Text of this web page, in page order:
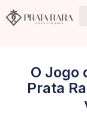
para
O Jogo
Prata